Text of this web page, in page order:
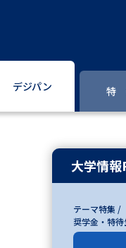
大学検索
デジタルパンフレット
デジパン 特
大学情
テーマ特集 /
奨学金・特